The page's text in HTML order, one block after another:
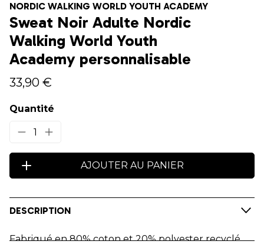
NORDIC WALKING WORLD YOUTH ACADEMY
Sweat Noir Adulte Nordic
Walking World Youth
Academy personnalisable
33,90 €
Quantité
1
AJOUTER AU PANIER
DESCRIPTION
Fabriqué en 80% coton et 20% polyester recyclé,